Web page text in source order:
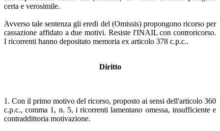
certa e verosimile.
Avverso tale sentenza gli eredi del (Omissis) propongono ricorso per
cassazione affidato a due motivi. Resiste l'INAIL con controricorso.
I ricorrenti hanno depositato memoria ex articolo 378 c.p.c..
Diritto
1. Con il primo motivo del ricorso, proposto ai sensi dell'articolo 360
c.p.c., comma 1, n. 5, i ricorrenti lamentano omessa, insufficiente e
contraddittoria motivazione.